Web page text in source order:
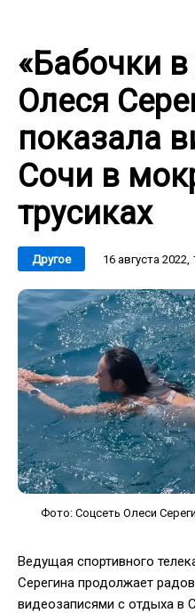
«Бабочки
Олеся
показала
Сочи в
трусиках
Другое 16 августа 2022,
Фото: Соцсеть Олеси
Ведущая спортивного
Серегина продолжает
видеозаписями с отдыха в